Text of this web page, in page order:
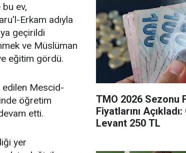
ev,
Erkam adıyla
geçirildi
ve Müslüman
eğitim gördü.
Mescid-
öğretim
etti.
yer
TMO 2026 Sezonu
Fiyatlarını
Levant 250 TL